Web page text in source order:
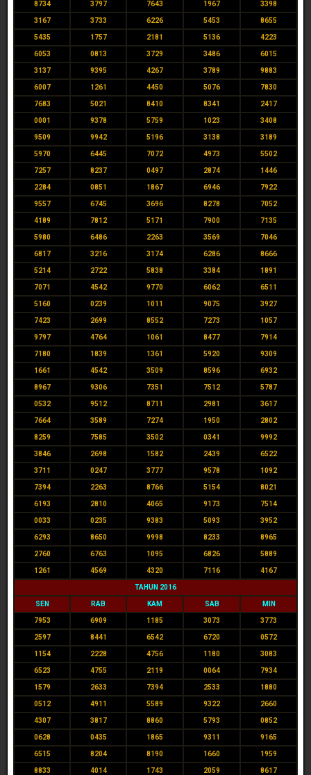
8734 3797 7643 1967 3398
3167 3733 6226 5453 8655
5435 1757 2181 5136 4223
6053 0813 3729 3486 6015
3137 9395 4267 3789 9883
6007 1261 4450 5076 7830
7683 5021 8410 8341 2417
0001 9378 5759 1023 3408
9509 9942 5196 3138 3189
5970 6445 7072 4973 5502
7257 8237 0497 2874 1446
2284 0851 1867 6946 7922
9557 6745 3696 8278 7052
4189 7812 5171 7900 7135
5980 6486 2263 3569 7046
6817 3216 3174 6286 8666
5214 2722 5838 3384 1891
7071 4542 9770 6062 6511
5160 0239 1011 9075 3927
7423 2699 8552 7273 1057
9797 4764 1061 8477 7914
7180 1839 1361 5920 9309
1661 4542 3509 8596 6932
8967 9306 7351 7512 5787
0532 9512 8711 2981 3617
7664 3589 7274 1950 2802
8259 7585 3502 0341 9992
3846 2698 1582 2439 6522
3711 0247 3777 9578 1092
7394 2263 8766 5154 8021
6193 2810 4065 9173 7514
0033 0235 9383 5093 3952
6293 8650 9998 8233 8965
2760 6763 1095 6826 5889
1261 4569 4320 7116 4167
TAHUN 2016
SEN RAB KAM SAB MIN
7953 6909 1185 3073 3773
2597 8441 6542 6720 0572
1154 2228 4756 1180 3083
6523 4755 2119 0064 7934
1579 2633 7394 2533 1880
0512 4911 5589 9322 2660
4307 3817 8860 5793 0852
0628 0435 1865 9311 9165
6515 8204 8190 1660 1959
8833 4014 1743 2059 8617